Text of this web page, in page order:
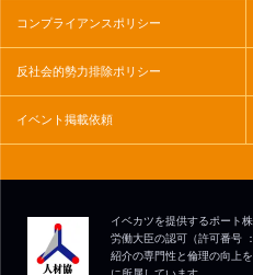
コンプライアンスポリシー
反社会的勢力排除ポリシー
イベント掲載依頼